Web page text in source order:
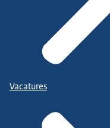
Vacatures